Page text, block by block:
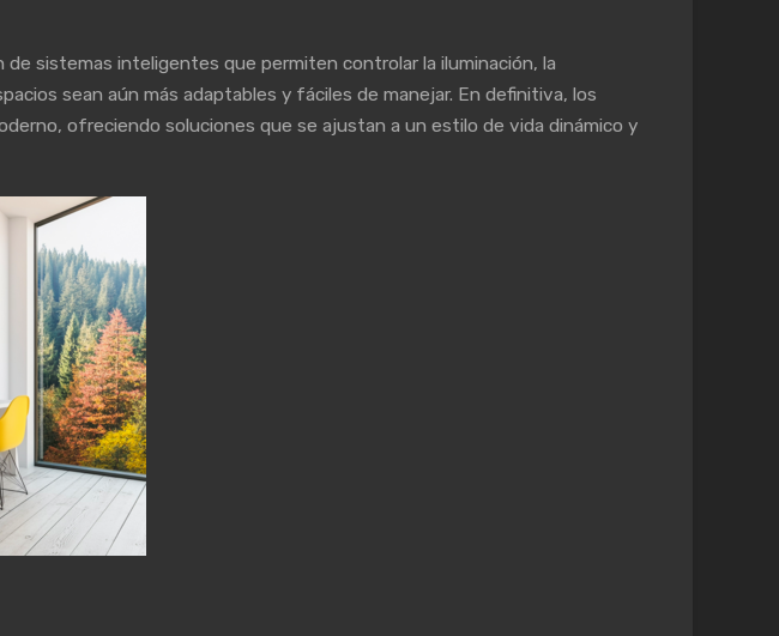
sistemas inteligentes que permiten controlar la iluminación, la
sean aún más adaptables y fáciles de manejar. En definitiva, los
ofreciendo soluciones que se ajustan a un estilo de vida dinámico y